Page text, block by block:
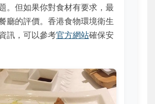
。但如果你對食材有要求，最
廳的評價。香港食物環境衛生
訊，可以參考官方網站確保安